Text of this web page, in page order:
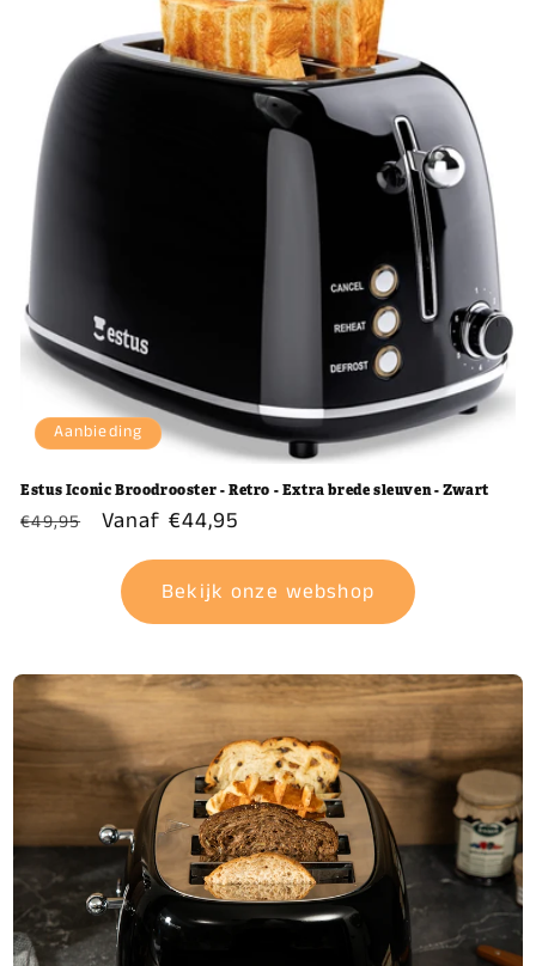
Aanbieding
Estus Iconic Broodrooster - Retro - Extra brede sleuven - Zwart
Normale
€49,95 Aanbiedingsprijs
Vanaf €44,95
Bekijk onze webshop